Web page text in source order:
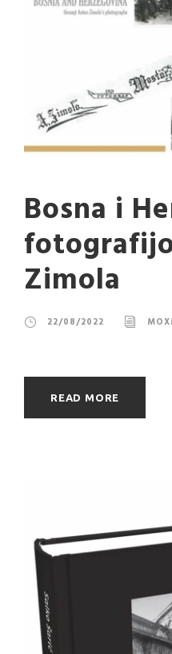
Bosna i
Zimola
22/08/2022
READ MORE